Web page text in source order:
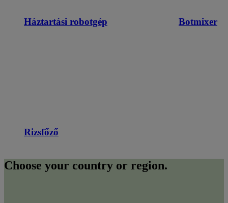
Háztartási robotgép Botmixer
Rizsfőző
Choose your country or region.